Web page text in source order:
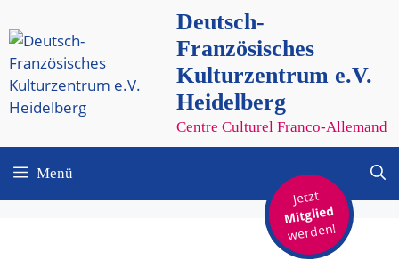
Inhalt
springen
Deutsch-
Französisches
Kulturzentrum e.V.
Heidelberg
Centre Culturel Franco-Allemand
Jetzt
Mitglied
werden!
Menü